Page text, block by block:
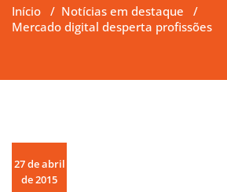
Início / Notícias em destaque /
Mercado digital desperta profissões
27 de abril
de 2015